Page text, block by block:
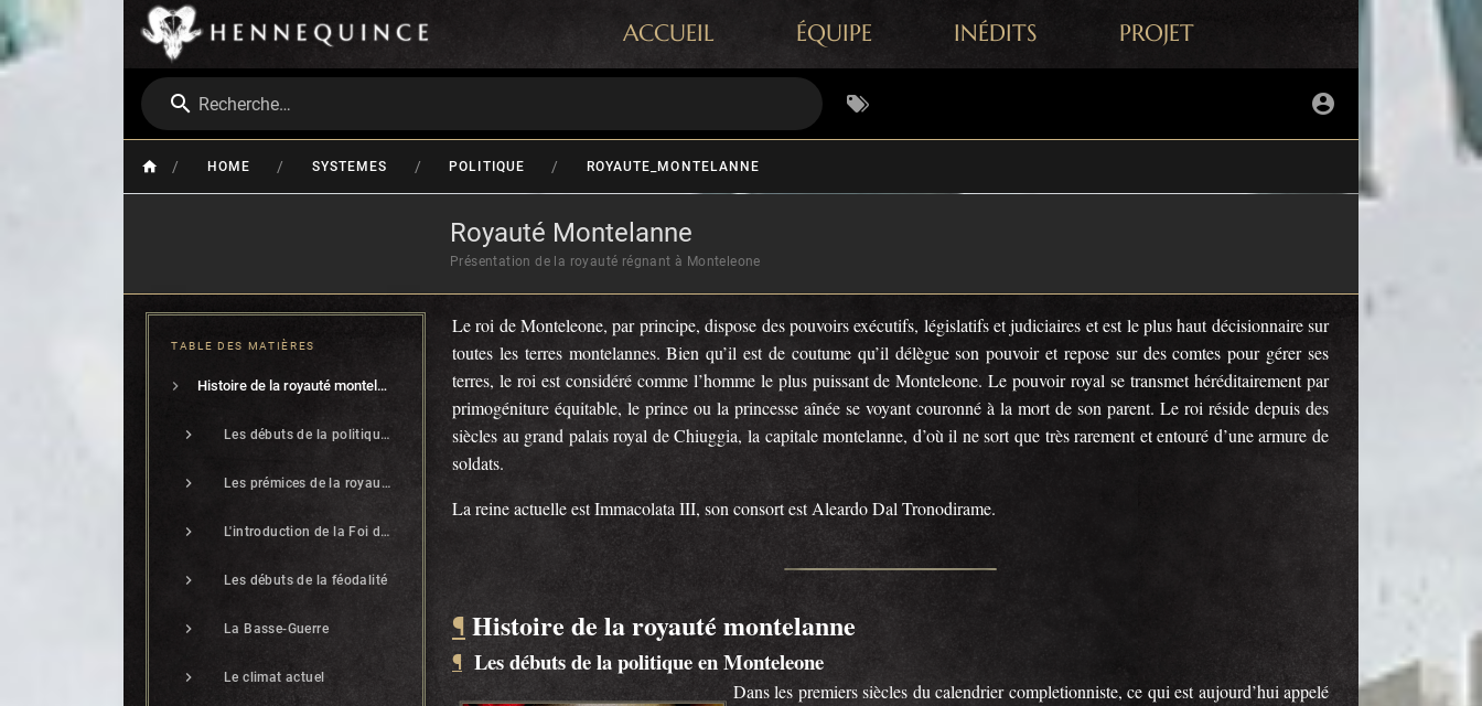
ACCUEIL ÉQUIPE INÉDITS PROJET
Recherche…
/ HOME / SYSTEMES / POLITIQUE / ROYAUTE_MONTELANNE
Royauté Montelanne
Présentation de la royauté régnant à Monteleone
TABLE DES MATIÈRES
Histoire de la royauté montelanne
Les débuts de la politique en Monteleone
Les prémices de la royauté
L'introduction de la Foi de la monarchie
Les débuts de la féodalité
La Basse-Guerre
Le climat actuel
Le roi de Monteleone, par principe, dispose des pouvoirs exécutifs, législatifs et judiciaires et est le plus haut décisionnaire sur
toutes les terres montelannes. Bien qu’il est de coutume qu’il délègue son pouvoir et repose sur des comtes pour gérer ses
terres, le roi est considéré comme l’homme le plus puissant de Monteleone. Le pouvoir royal se transmet héréditairement par
primogéniture équitable, le prince ou la princesse aînée se voyant couronné à la mort de son parent. Le roi réside depuis des
siècles au grand palais royal de Chiuggia, la capitale montelanne, d’où il ne sort que très rarement et entouré d’une armure de
soldats.
La reine actuelle est Immacolata III, son consort est Aleardo Dal Tronodirame.
¶ Histoire de la royauté montelanne
¶ Les débuts de la politique en Monteleone
Dans les premiers siècles du calendrier completionniste, ce qui est aujourd’hui appelé